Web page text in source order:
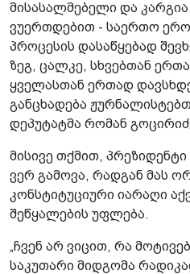
მისასალმებელი და
ვუერთდებით - საერთო
პროცესის დასაწყებად
ზეგ, ცალკე, სხვებთან
ყველასთან ერთად
განცხადება
დეპუტატმა რომან
მისივე თქმით,
ვერ გამოვა, რადგან მას
კონსტიტუციური იარაღი
შეწყალების უფლება.
„ჩვენ არ ვიცით, რა
საკუთარი მიდგომა